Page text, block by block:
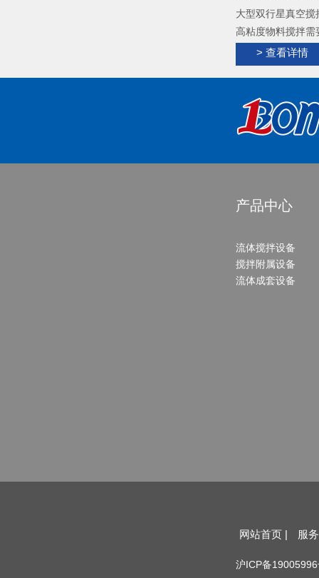
大型双行星真空
高粘度物料搅拌需
力混合搅拌工业
具有快速的混合
黏剂、硅胶、锂
角，无残留，清
置，实现搅拌、
> 查看详情
产品中心
流体搅拌设备
搅拌附属设备
流体成套设备
网站首页 | 服
沪ICP备